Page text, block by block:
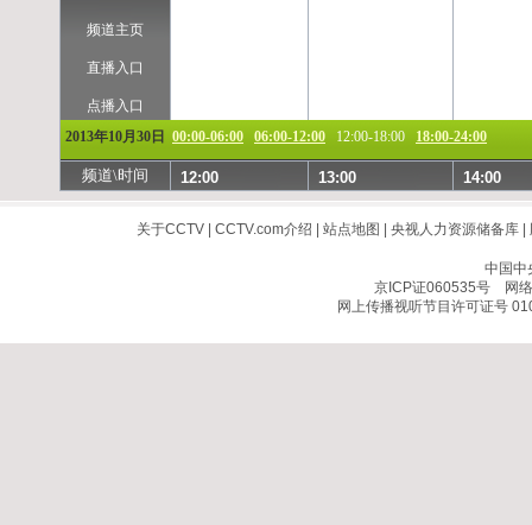
频道主页
直播入口
点播入口
2013年10月30日
00:00-06:00 06:00-12:00 12:00-18:00 18:00-24:00
频道\时间 12:00 13:00 14:00
关于CCTV| CCTV.com介绍 站点地图 央视人力资源储备库|
中国中
京ICP证060535号网络
网上传播视听节目许可证号